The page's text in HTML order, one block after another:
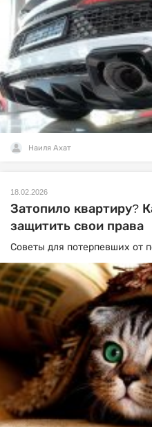
Наиля Ахат
18.02.2026
Затопило квартиру?
защитить свои права
Советы для потерпевших от